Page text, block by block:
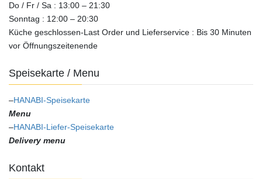
Do / Fr / Sa : 13:00 – 21:30
Sonntag : 12:00 – 20:30
Küche geschlossen-Last Order und Lieferservice : Bis 30 Minuten
vor Öffnungszeitenende
Speisekarte / Menu
–HANABI-Speisekarte
Menu
–HANABI-Liefer-Speisekarte
Delivery menu
Kontakt